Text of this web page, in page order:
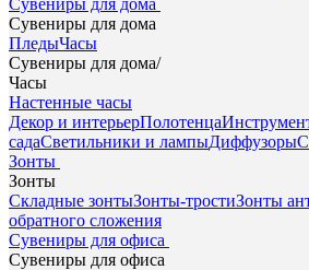
Сувениры для дома
Сувениры для дома
ПледыЧасы
Сувениры для дома/
Часы
Настенные часы
Декор и интерьерПолотенца
садаСветильники и лампыДиффузоры
Зонты
Зонты
Складные зонтыЗонты-тростиЗонты
обратного сложения
Сувениры для офиса
Сувениры для офиса